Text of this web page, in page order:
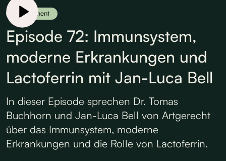
Supplement
Episode 72: Immunsystem,
moderne Erkrankungen und
Lactoferrin mit Jan-Luca Bell
In dieser Episode sprechen Dr. Tomas
Buchhorn und Jan-Luca Bell von Artgerecht
über das Immunsystem, moderne
Erkrankungen und die Rolle von Lactoferrin.